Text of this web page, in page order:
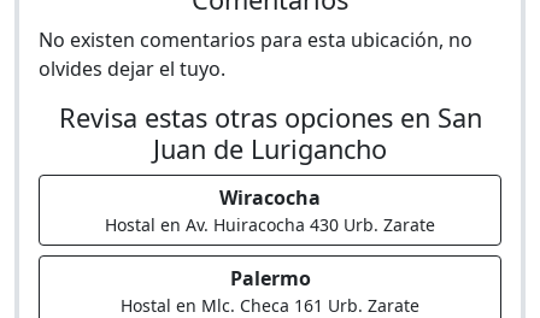
No existen comentarios para esta ubicación, no
olvides dejar el tuyo.
Revisa estas otras opciones en San
Juan de Lurigancho
Wiracocha
Hostal en Av. Huiracocha 430 Urb. Zarate
Palermo
Hostal en Mlc. Checa 161 Urb. Zarate